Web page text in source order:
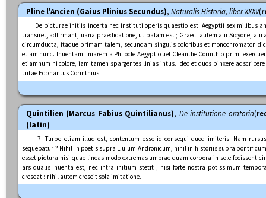
Pline l'Ancien (Gaius Plinius Secundus), Naturalis Historia, liber XXXV(
De picturae initiis incerta nec instituti operis quaestio est. Aegyptii sex milibus
transiret, adfirmant, uana praedicatione, ut palam est ; Graeci autem alii Sicyone,
circumducta, itaque primam talem, secundam singulis coloribus et monochromaton
etiam nunc. Inuentam liniarem a Philocle Aegyptio uel Cleanthe Corinthio primi
etiamnum hi colore, iam tamen spargentes linias intus. Ideo et quos pinxere
tritae Ecphantus Corinthius.
Quintilien (Marcus Fabius Quintilianus), De institutione oratoria(
(latin)
7. Turpe etiam illud est, contentum esse id consequi quod imiteris. Nam
sequebatur ? Nihil in poetis supra Liuium Andronicum, nihil in historiis supra
esset pictura nisi quae lineas modo extremas umbrae quam corpora in sole fecissent
ars qualis inuenta est, nec intra initium stetit ; nisi forte nostra potissimum
crescat : nihil autem crescit sola imitatione.